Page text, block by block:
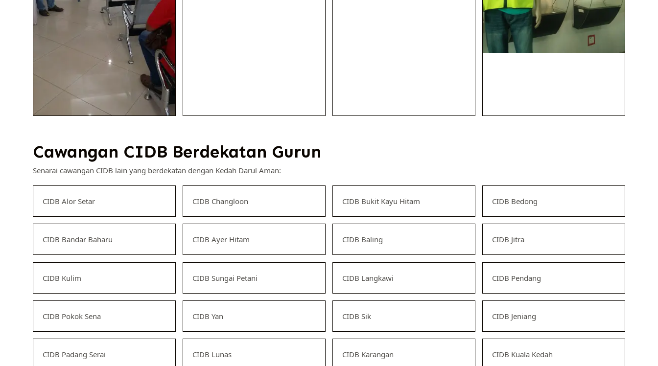
Cawangan CIDB Berdekatan Gurun
Senarai cawangan CIDB lain yang berdekatan dengan Kedah Darul Aman:
CIDB Alor Setar CIDB Changloon CIDB Bukit Kayu Hitam CIDB Bedong
CIDB Bandar Baharu CIDB Ayer Hitam CIDB Baling CIDB Jitra
CIDB Kulim CIDB Sungai Petani CIDB Langkawi CIDB Pendang
CIDB Pokok Sena CIDB Yan CIDB Sik CIDB Jeniang
CIDB Padang Serai CIDB Lunas CIDB Karangan CIDB Kuala Kedah